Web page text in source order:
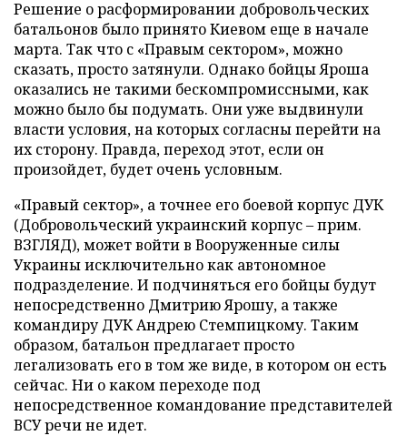
Решение о расформировании добровольческих
батальонов было принято Киевом еще в начале
марта. Так что с «Правым сектором», можно
сказать, просто затянули. Однако бойцы Яроша
оказались не такими бескомпромиссными, как
можно было бы подумать. Они уже выдвинули
власти условия, на которых согласны перейти на
их сторону. Правда, переход этот, если он
произойдет, будет очень условным.
«Правый сектор», а точнее его боевой корпус ДУК
(Добровольческий украинский корпус – прим.
ВЗГЛЯД), может войти в Вооруженные силы
Украины исключительно как автономное
подразделение. И подчиняться его бойцы будут
непосредственно Дмитрию Ярошу, а также
командиру ДУК Андрею Стемпицкому. Таким
образом, батальон предлагает просто
легализовать его в том же виде, в котором он есть
сейчас. Ни о каком переходе под
непосредственное командование представителей
ВСУ речи не идет.